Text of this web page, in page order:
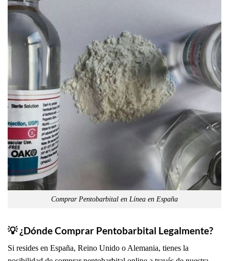
Comprar Pentobarbital en Línea en España
💡 ¿Dónde Comprar Pentobarbital Legalmente?
Si resides en España, Reino Unido o Alemania, tienes la